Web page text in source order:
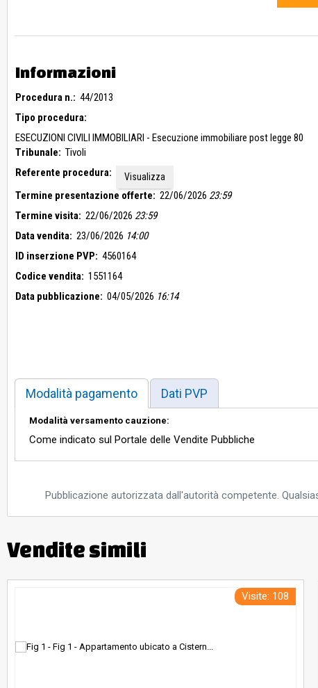
Informazioni
Procedura n.: 44/2013
Tipo procedura:
ESECUZIONI CIVILI IMMOBILIARI - Esecuzione immobiliare post legge 80
Tribunale: Tivoli
Referente procedura:
Visualizza
Termine presentazione offerte: 22/06/2026 23:59
Termine visita: 22/06/2026 23:59
Data vendita: 23/06/2026 14:00
ID inserzione PVP: 4560164
Codice vendita: 1551164
Data pubblicazione: 04/05/2026 16:14
Modalità pagamento Dati PVP
Modalità versamento cauzione:
Come indicato sul Portale delle Vendite Pubbliche
Pubblicazione autorizzata dall'autorità competente.
Vendite simili
Visite: 108